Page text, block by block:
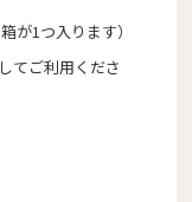
が1つ入ります）
てご利用くださ